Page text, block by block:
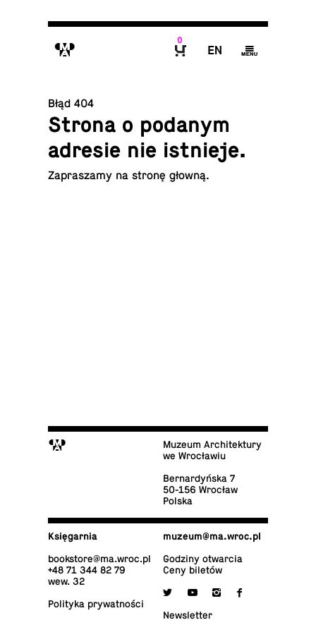
M
0
E g
Błąd 404
Strona o podanym
adresie nie istnieje.
Za­pra­sza­my na stronę głowną.
M
Muzeum Architektury
we Wrocławiu
Ber­nar­dyń­ska 7
50-156 Wrocław
Polska
Księ­gar­nia
bo­ok­sto­re@​ma.​wroc.​pl
+48 71 344 82 79
wew. 32
Po­li­ty­ka prywatności
muzeum@​ma.​wroc.​pl
Godziny otwarcia
Ceny biletów
 y i f
New­slet­ter